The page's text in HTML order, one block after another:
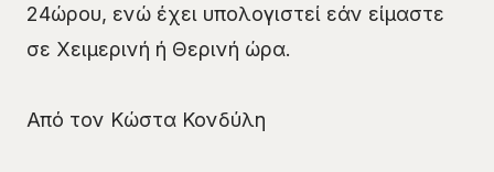
24ώρου, ενώ έχει υπολογιστεί εάν είμαστε
σε Χειμερινή ή Θερινή ώρα.
Από τον Κώστα Κονδύλη